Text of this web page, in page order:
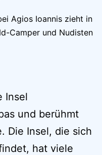
Agios Ioannis zieht in
Camper und Nudisten
Insel
und berühmt
Die Insel, die sich
hat viele